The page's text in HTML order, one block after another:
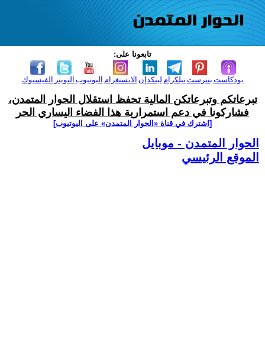
تابعونا على:
الفيسبوك التويتر اليوتيوب الانستغرام لينكدإن تيلكرامبنترست بودكاست
تبرعاتكم وتبرعاتكن المالية تحفظ استقلال الحوار المتمدن،
فشاركونا في دعم استمرارية هذا الفضاء اليساري الحر
[اشترك في قناة ‫«الحوار المتمدن» على اليوتيوب]
الحوار المتمدن - موبايل
الموقع الرئيسي